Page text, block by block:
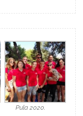
Pula 2020.